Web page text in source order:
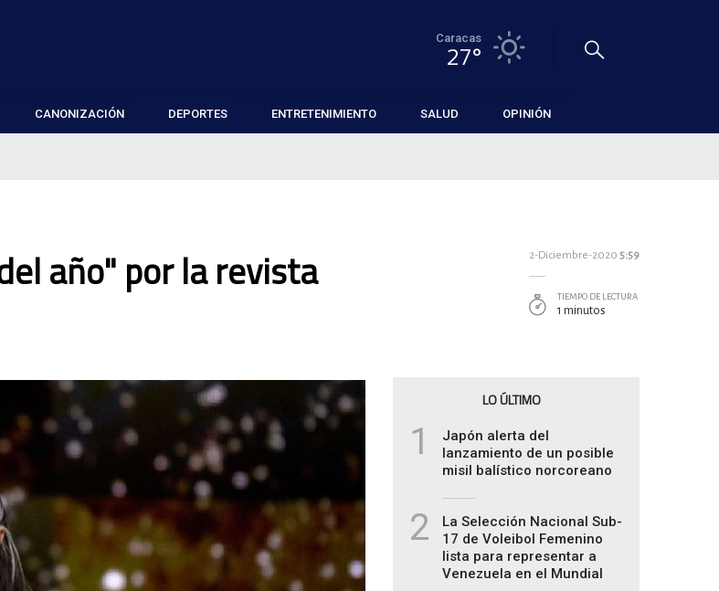
Caracas
27°
CANONIZACIÓN DEPORTES ENTRETENIMIENTO SALUD OPINIÓN
año" por la revista 2-Diciembre-2020 5:59
TIEMPO DE LECTURA
1 minutos
LO ÚLTIMO
1
Japón alerta del
lanzamiento de un posible
misil balístico norcoreano
2
La Selección Nacional Sub-
17 de Voleibol Femenino
lista para representar a
Venezuela en el Mundial